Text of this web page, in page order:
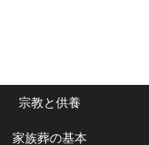
宗教と供養
家族葬の基本